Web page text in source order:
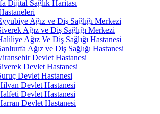
Dijital Sağlık Haritası
Ağız ve Diş Sağlığı Merkezi
Ağız ve Diş Sağlığı Merkezi
Ağız Ve Diş Sağlığı Hastanesi
Ağız ve Diş Sağlığı Hastanesi
Devlet Hastanesi
Devlet Hastanesi
Devlet Hastanesi
Devlet Hastanesi
Devlet Hastanesi
Devlet Hastanesi